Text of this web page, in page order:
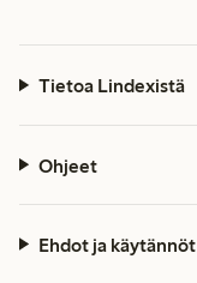
Tietoa Lindexistä
Ohjeet
Ehdot ja käytännöt